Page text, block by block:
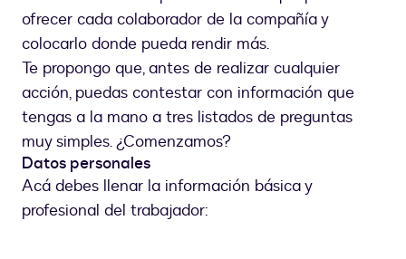
ofrecer cada colaborador de la compañía y
colocarlo donde pueda rendir más.
Te propongo que, antes de realizar cualquier
acción, puedas contestar con información que
tengas a la mano a tres listados de preguntas
muy simples. ¿Comenzamos?
Datos personales
Acá debes llenar la información básica y
profesional del trabajador: